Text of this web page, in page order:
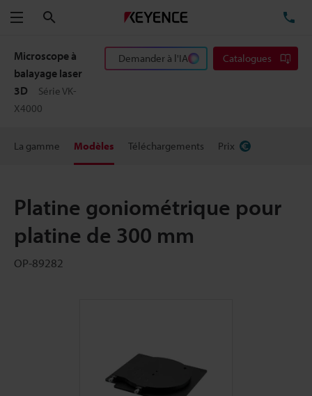
Menu
Microscope à
balayage laser
3D
Série VK-
X4000
Demander à l'IA Catalogues
La gamme Modèles Téléchargements Prix
Platine goniométrique pour
platine de 300 mm
OP-89282